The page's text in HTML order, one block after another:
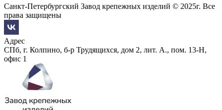
Санкт-Петербургский Завод крепежных изделий © 2025г. Все
права защищены
Адрес
СПб, г. Колпино, б-р Трудящихся, дом 2, лит. А., пом. 13-Н,
офис 1